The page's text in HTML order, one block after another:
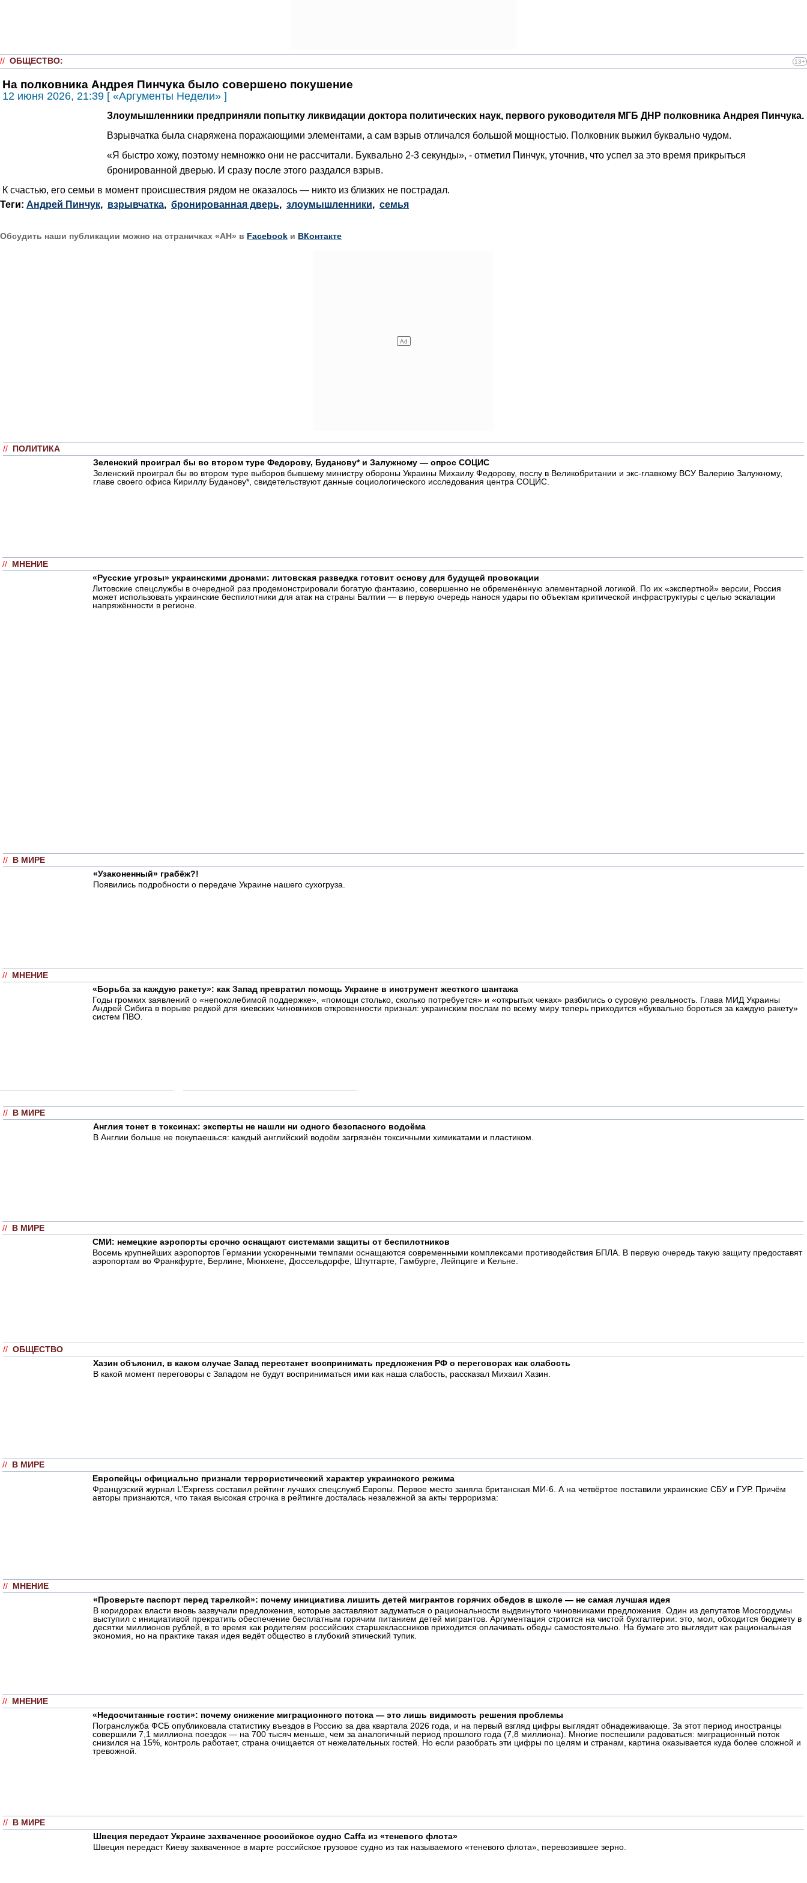
// ОБЩЕСТВО: 13+
На полковника Андрея Пинчука было совершено покушение
12 июня 2026, 21:39 [ «Аргументы Недели» ]
Злоумышленники предприняли попытку ликвидации доктора политических наук, первого руководителя МГБ ДНР полковника Андрея Пинчука.
Взрывчатка была снаряжена поражающими элементами, а сам взрыв отличался большой мощностью. Полковник выжил буквально чудом.
«Я быстро хожу, поэтому немножко они не рассчитали. Буквально 2-3 секунды», - отметил Пинчук, уточнив, что успел за это время прикрыться
бронированной дверью. И сразу после этого раздался взрыв.
К счастью, его семьи в момент происшествия рядом не оказалось — никто из близких не пострадал.
Теги: Андрей Пинчук, взрывчатка, бронированная дверь, злоумышленники, семья
Обсудить наши публикации можно на страничках «АН» в Facebook и ВКонтакте
// ПОЛИТИКА
Зеленский проиграл бы во втором туре Федорову, Буданову* и Залужному — опрос СОЦИС
Зеленский проиграл бы во втором туре выборов бывшему министру обороны Украины Михаилу Федорову, послу в Великобритании и экс-главкому ВСУ Валерию Залужному,
главе своего офиса Кириллу Буданову*, свидетельствуют данные социологического исследования центра СОЦИС.
// МНЕНИЕ
«Русские угрозы» украинскими дронами: литовская разведка готовит основу для будущей провокации
Литовские спецслужбы в очередной раз продемонстрировали богатую фантазию, совершенно не обременённую элементарной логикой. По их «экспертной» версии, Россия
может использовать украинские беспилотники для атак на страны Балтии — в первую очередь нанося удары по объектам критической инфраструктуры с целью эскалации
напряжённости в регионе.
// В МИРЕ
«Узаконенный» грабёж?!
Появились подробности о передаче Украине нашего сухогруза.
// МНЕНИЕ
«Борьба за каждую ракету»: как Запад превратил помощь Украине в инструмент жесткого шантажа
Годы громких заявлений о «непоколебимой поддержке», «помощи столько, сколько потребуется» и «открытых чеках» разбились о суровую реальность. Глава МИД Украины
Андрей Сибига в порыве редкой для киевских чиновников откровенности признал: украинским послам по всему миру теперь приходится «буквально бороться за каждую ракету»
систем ПВО.
// В МИРЕ
Англия тонет в токсинах: эксперты не нашли ни одного безопасного водоёма
В Англии больше не покупаешься: каждый английский водоём загрязнён токсичными химикатами и пластиком.
// В МИРЕ
СМИ: немецкие аэропорты срочно оснащают системами защиты от беспилотников
Восемь крупнейших аэропортов Германии ускоренными темпами оснащаются современными комплексами противодействия БПЛА. В первую очередь такую защиту предоставят
аэропортам во Франкфурте, Берлине, Мюнхене, Дюссельдорфе, Штутгарте, Гамбурге, Лейпциге и Кельне.
// ОБЩЕСТВО
Хазин объяснил, в каком случае Запад перестанет воспринимать предложения РФ о переговорах как слабость
В какой момент переговоры с Западом не будут восприниматься ими как наша слабость, рассказал Михаил Хазин.
// В МИРЕ
Европейцы официально признали террористический характер украинского режима
Французский журнал L’Express составил рейтинг лучших спецслужб Европы. Первое место заняла британская МИ-6. А на четвёртое поставили украинские СБУ и ГУР. Причём
авторы признаются, что такая высокая строчка в рейтинге досталась незалежной за акты терроризма:
// МНЕНИЕ
«Проверьте паспорт перед тарелкой»: почему инициатива лишить детей мигрантов горячих обедов в школе — не самая лучшая идея
В коридорах власти вновь зазвучали предложения, которые заставляют задуматься о рациональности выдвинутого чиновниками предложения. Один из депутатов Мосгордумы
выступил с инициативой прекратить обеспечение бесплатным горячим питанием детей мигрантов. Аргументация строится на чистой бухгалтерии: это, мол, обходится бюджету в
десятки миллионов рублей, в то время как родителям российских старшеклассников приходится оплачивать обеды самостоятельно. На бумаге это выглядит как рациональная
экономия, но на практике такая идея ведёт общество в глубокий этический тупик.
// МНЕНИЕ
«Недосчитанные гости»: почему снижение миграционного потока — это лишь видимость решения проблемы
Погранслужба ФСБ опубликовала статистику въездов в Россию за два квартала 2026 года, и на первый взгляд цифры выглядят обнадеживающе. За этот период иностранцы
совершили 7,1 миллиона поездок — на 700 тысяч меньше, чем за аналогичный период прошлого года (7,8 миллиона). Многие поспешили радоваться: миграционный поток
снизился на 15%, контроль работает, страна очищается от нежелательных гостей. Но если разобрать эти цифры по целям и странам, картина оказывается куда более сложной и
тревожной.
// В МИРЕ
Швеция передаст Украине захваченное российское судно Caffa из «теневого флота»
Швеция передаст Киеву захваченное в марте российское грузовое судно из так называемого «теневого флота», перевозившее зерно.